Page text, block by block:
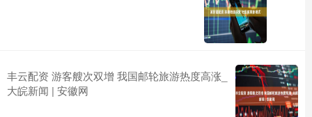
丰云配资 游客艘次双增 我国邮轮旅游热度高涨_
大皖新闻 | 安徽网